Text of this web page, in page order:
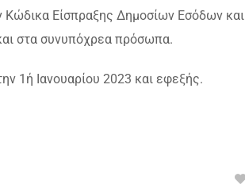
Κώδικα Είσπραξης Δημοσίων Εσόδων και
στα συνυπόχρεα πρόσωπα.
1ή Ιανουαρίου 2023 και εφεξής.